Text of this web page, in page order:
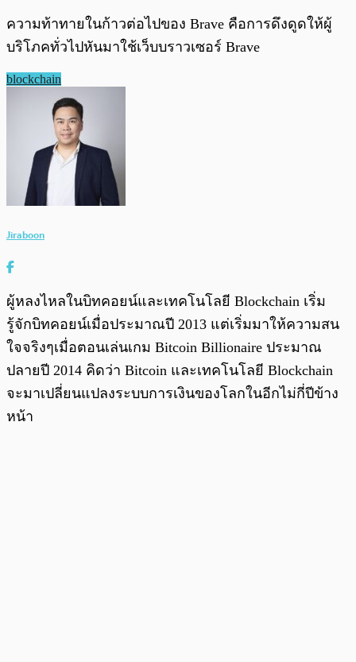
ความท้าทายในก้าวต่อไปของ Brave คือการดึงดูดให้ผู้
บริโภคทั่วไปหันมาใช้เว็บบราวเซอร์ Brave
blockchain
Jiraboon
ผู้หลงไหลในบิทคอยน์และเทคโนโลยี Blockchain เริ่ม
รู้จักบิทคอยน์เมื่อประมาณปี 2013 แต่เริ่มมาให้ความสน
ใจจริงๆเมื่อตอนเล่นเกม Bitcoin Billionaire ประมาณ
ปลายปี 2014 คิดว่า Bitcoin และเทคโนโลยี Blockchain
จะมาเปลี่ยนแปลงระบบการเงินของโลกในอีกไม่กี่ปีข้าง
หน้า